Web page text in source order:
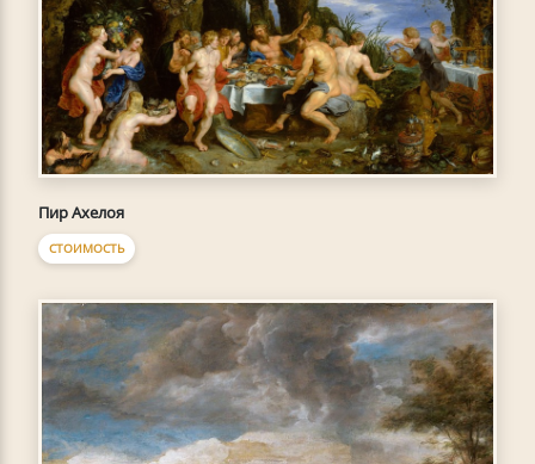
Пир Ахелоя
СТОИМОСТЬ